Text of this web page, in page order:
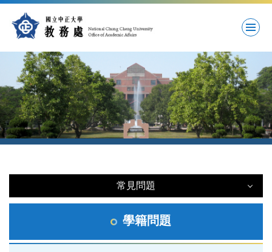
到
區
常見問題
常見問題
註冊問題
學籍問題